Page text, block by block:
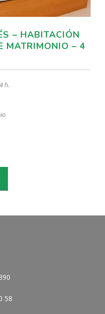
– HABITACIÓN
MATRIMONIO – 4
h.
58